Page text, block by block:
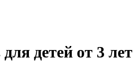
детей от 3 лет